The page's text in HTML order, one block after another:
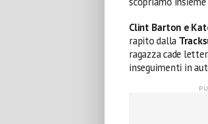
Clint Barton e
rapito dalla
ragazza cade
inseguimenti in